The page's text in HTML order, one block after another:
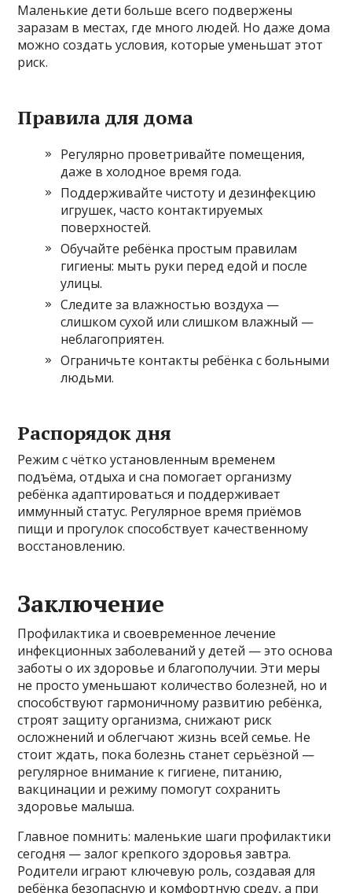
Маленькие дети больше всего подвержены
заразам в местах, где много людей. Но даже дома
можно создать условия, которые уменьшат этот
риск.
Правила для дома
Регулярно проветривайте помещения,
даже в холодное время года.
Поддерживайте чистоту и дезинфекцию
игрушек, часто контактируемых
поверхностей.
Обучайте ребёнка простым правилам
гигиены: мыть руки перед едой и после
улицы.
Следите за влажностью воздуха —
слишком сухой или слишком влажный —
неблагоприятен.
Ограничьте контакты ребёнка с больными
людьми.
Распорядок дня
Режим с чётко установленным временем
подъёма, отдыха и сна помогает организму
ребёнка адаптироваться и поддерживает
иммунный статус. Регулярное время приёмов
пищи и прогулок способствует качественному
восстановлению.
Заключение
Профилактика и своевременное лечение
инфекционных заболеваний у детей — это основа
заботы о их здоровье и благополучии. Эти меры
не просто уменьшают количество болезней, но и
способствуют гармоничному развитию ребёнка,
строят защиту организма, снижают риск
осложнений и облегчают жизнь всей семье. Не
стоит ждать, пока болезнь станет серьёзной —
регулярное внимание к гигиене, питанию,
вакцинации и режиму помогут сохранить
здоровье малыша.
Главное помнить: маленькие шаги профилактики
сегодня — залог крепкого здоровья завтра.
Родители играют ключевую роль, создавая для
ребёнка безопасную и комфортную среду, а при